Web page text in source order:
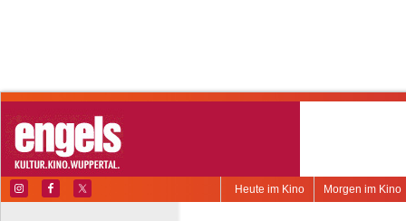
Morgen im Kino
Heute im Kino